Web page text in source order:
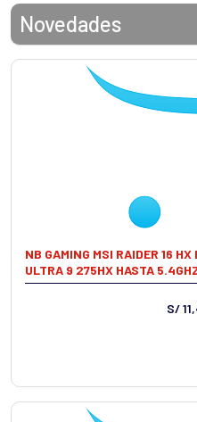
Novedades
NB GAMING MSI RAIDER 16
ULTRA 9 275HX HASTA
S/